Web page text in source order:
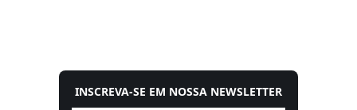
INSCREVA-SE EM NOSSA NEWSLETTER